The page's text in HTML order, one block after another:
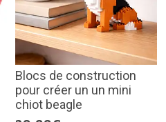
Blocs de construction
pour créer un un mini
chiot beagle